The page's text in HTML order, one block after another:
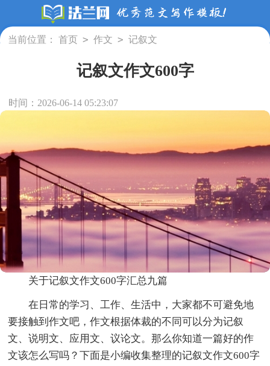
当前位置： 首页 > 作文 > 记叙文
记叙文作文600字
时间：2026-06-14 05:23:07
关于记叙文作文600字汇总九篇
在日常的学习、工作、生活中，大家都不可避免地
要接触到作文吧，作文根据体裁的不同可以分为记叙
文、说明文、应用文、议论文。那么你知道一篇好的作
文该怎么写吗？下面是小编收集整理的记叙文作文600字